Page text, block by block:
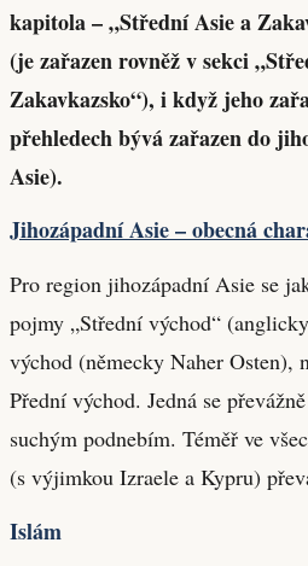
kapitola – „Střední Asie a
(je zařazen rovněž v sekci
Zakavkazsko“), i když jeho
přehledech bývá zařazen do
Asie).
Jihozápadní Asie – obecná
Pro region jihozápadní Asie se
pojmy „Střední východ“
východ (německy Naher
Přední východ. Jedná se
suchým podnebím. Téměř ve
(s výjimkou Izraele a Kypru)
Islám